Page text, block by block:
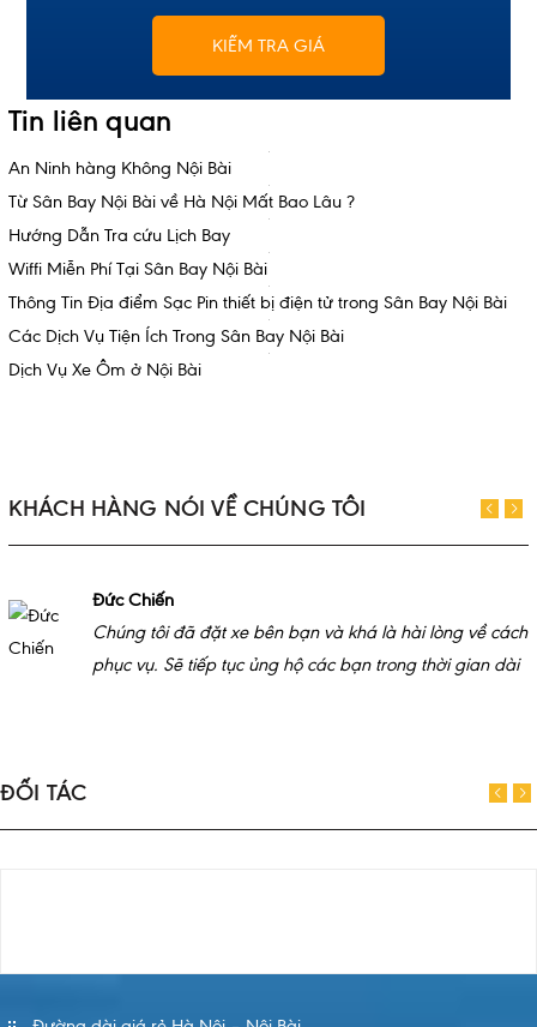
KIỂM TRA GIÁ
Tin liên quan
An Ninh hàng Không Nội Bài
Từ Sân Bay Nội Bài về Hà Nội Mất Bao Lâu ?
Hướng Dẫn Tra cứu Lịch Bay
Wiffi Miễn Phí Tại Sân Bay Nội Bài
Thông Tin Địa điểm Sạc Pin thiết bị điện tử trong Sân Bay Nội Bài
Các Dịch Vụ Tiện Ích Trong Sân Bay Nội Bài
Dịch Vụ Xe Ôm ở Nội Bài
KHÁCH HÀNG NÓI VỀ CHÚNG TÔI
Đức Chiến
Chúng tôi đã đặt xe bên bạn và khá là hài lòng về cách
phục vụ. Sẽ tiếp tục ủng hộ các bạn trong thời gian dài
ĐỐI TÁC